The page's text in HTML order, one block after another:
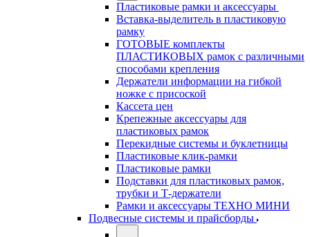
Пластиковые рамки и аксессуары
Вставка-выделитель в пластиковую
рамку
ГОТОВЫЕ комплекты
ПЛАСТИКОВЫХ рамок с различными
способами крепления
Держатели информации на гибкой
ножке с присоской
Кассета цен
Крепежные аксессуары для
пластиковых рамок
Перекидные системы и буклетницы
Пластиковые клик-рамки
Пластиковые рамки
Подставки для пластиковых рамок,
трубки и Т-держатели
Рамки и аксессуары ТЕХНО МИНИ
Подвесные системы и прайсборды